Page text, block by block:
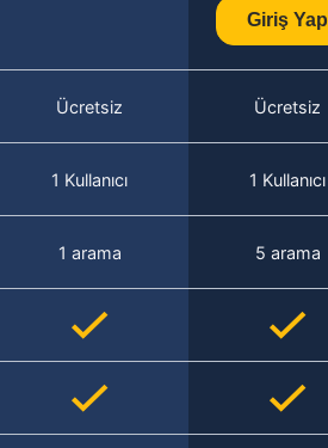
Giriş Yap
Ücretsiz Ücretsiz
1 Kullanıcı 1 Kullanıcı
1 arama 5 arama